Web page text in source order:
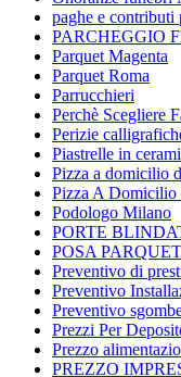
paghe e
PARCHEGGIO
Parquet Magenta
Parquet Roma
Parrucchieri
Perchè Scegliere
Perizie
Piastrelle in
Pizza a domicilio
Pizza A Domicilio
Podologo Milano
PORTE
POSA
Preventivo di
Preventivo
Preventivo
Prezzi Per
Prezzo
PREZZO